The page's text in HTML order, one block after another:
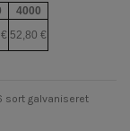
4000
52,80 €
sort galvaniseret